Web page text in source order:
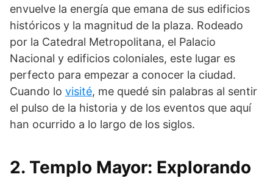
envuelve la energía que emana de sus edificios
históricos y la magnitud de la plaza. Rodeado
por la Catedral Metropolitana, el Palacio
Nacional y edificios coloniales, este lugar es
perfecto para empezar a conocer la ciudad.
Cuando lo visité, me quedé sin palabras al sentir
el pulso de la historia y de los eventos que aquí
han ocurrido a lo largo de los siglos.
2. Templo Mayor: Explorando